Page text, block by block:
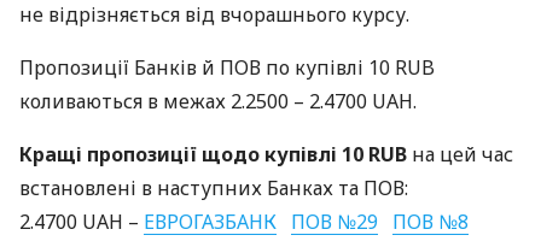
не відрізняється від вчорашнього курсу.
Пропозиції Банків й ПОВ по купівлі 10 RUB
коливаються в межах 2.2500 – 2.4700 UAH.
Кращі пропозиції щодо купівлі 10 RUB на цей час
встановлені в наступних Банках та ПОВ:
2.4700 UAH – ЕВРОГАЗБАНК ПОВ №29 ПОВ №8